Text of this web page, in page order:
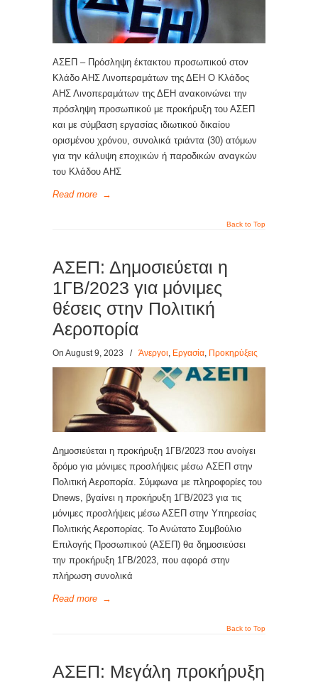
ΑΣΕΠ – Πρόσληψη έκτακτου προσωπικού στον
Κλάδο ΑΗΣ Λινοπεραμάτων της ΔΕΗ Ο Κλάδος
ΑΗΣ Λινοπεραμάτων της ΔΕΗ ανακοινώνει την
πρόσληψη προσωπικού με προκήρυξη του ΑΣΕΠ
και με σύμβαση εργασίας ιδιωτικού δικαίου
ορισμένου χρόνου, συνολικά τριάντα (30) ατόμων
για την κάλυψη εποχικών ή παροδικών αναγκών
του Κλάδου ΑΗΣ
Read more →
Back to Top
ΑΣΕΠ: Δημοσιεύεται η
1ΓΒ/2023 για μόνιμες
θέσεις στην Πολιτική
Αεροπορία
On August 9, 2023 / Άνεργοι, Εργασία, Προκηρύξεις
Δημοσιεύεται η προκήρυξη 1ΓΒ/2023 που ανοίγει
δρόμο για μόνιμες προσλήψεις μέσω ΑΣΕΠ στην
Πολιτική Αεροπορία. Σύμφωνα με πληροφορίες του
Dnews, βγαίνει η προκήρυξη 1ΓΒ/2023 για τις
μόνιμες προσλήψεις μέσω ΑΣΕΠ στην Υπηρεσίας
Πολιτικής Αεροπορίας. Το Ανώτατο Συμβούλιο
Επιλογής Προσωπικού (ΑΣΕΠ) θα δημοσιεύσει
την προκήρυξη 1ΓΒ/2023, που αφορά στην
πλήρωση συνολικά
Read more →
Back to Top
ΑΣΕΠ: Μεγάλη προκήρυξη